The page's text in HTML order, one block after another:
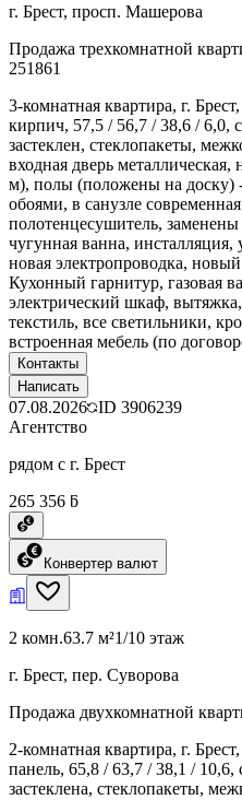
г. Брест, просп. Машерова
Продажа трехкомнатной
251861
3-комнатная квартира, г.
кирпич, 57,5 / 56,7 / 38,6 / 6,0,
застеклен, стеклопакеты,
входная дверь
м), полы (положены на доску)
обоями, в санузле
полотенцесушитель,
чугунная ванна, инсталляция,
новая электропроводка,
Кухонный гарнитур, газовая
электрический шкаф,
текстиль, все светильники,
встроенная мебель (по
Контакты
Написать
07.08.2026 ID 3906239
Агентство
рядом с г. Брест
265 356 ƃ
Конвертер валют
2 комн.63.7 м²1/10 этаж
г. Брест, пер. Суворова
Продажа двухкомнатной
2-комнатная квартира, г.
панель, 65,8 / 63,7 / 38,1 /
застеклена, стеклопакеты,